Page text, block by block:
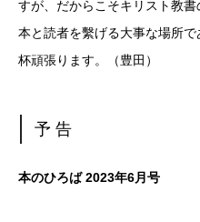
すが、だからこそキリスト教書
本と読者を繫げる大事な場所
杯頑張ります。（豊田）
予 告
本のひろば 2023年6月号